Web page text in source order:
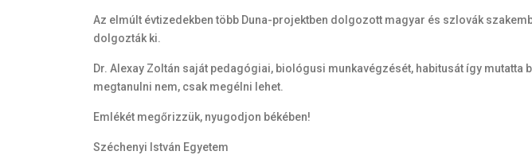
Az elmúlt évtizedekben több Duna-projektben dolgozott magyar és szlovák
dolgozták ki.
Dr. Alexay Zoltán saját pedagógiai, biológusi munkavégzését, habitusát így mutatta
megtanulni nem, csak megélni lehet.
Emlékét megőrizzük, nyugodjon békében!
Széchenyi István Egyetem